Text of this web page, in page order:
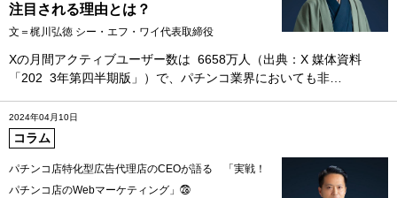
注目される理由とは？
文＝梶川弘徳 シー・エフ・ワイ代表取締役
Xの月間アクティブユーザー数は 6658万人（出典：X 媒体資料
「202 3年第四半期版」）で、パチンコ業界においても非…
2024年04月10日
コラム
パチンコ店特化型広告代理店のCEOが語る 「実戦！
パチンコ店のWebマーケティング」㉘